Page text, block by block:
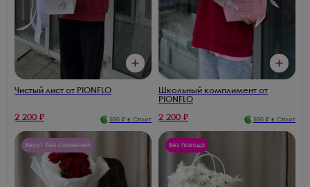
Чистый лист от PIONFLO
2 200 ₽ 550 ₽ в Сплит
Школьный комплимент от
PIONFLO
2 200 ₽ 550 ₽ в Сплит
Берут без сомнений Без повода